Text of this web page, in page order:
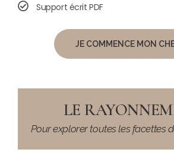
Support écrit PDF
JE COMMENCE MON
LE
Pour explorer toutes les facettes